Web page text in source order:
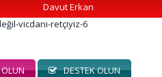
Davut Erkan
DESTEK OLUN